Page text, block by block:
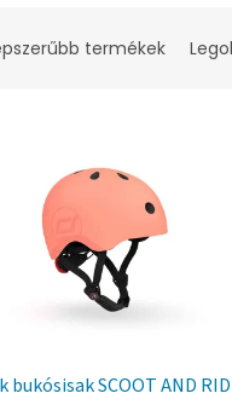
termékek
bukósisak SCOOT AND